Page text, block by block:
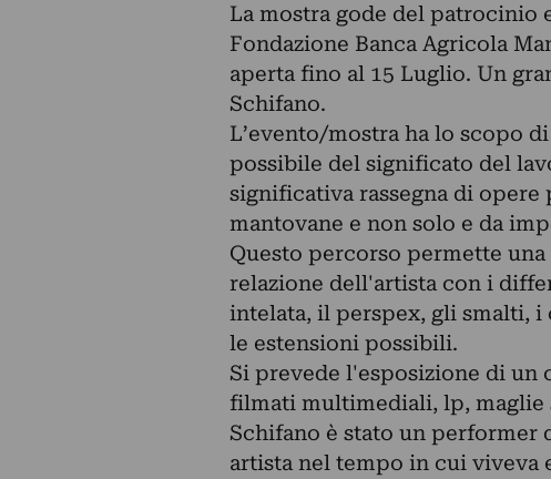
La mostra gode del patrocinio
Fondazione Banca Agricola
aperta fino al 15 Luglio. Un
Schifano.
L’evento/mostra ha lo scopo
possibile del significato del
significativa rassegna di
mantovane e non solo e da
Questo percorso permette
relazione dell'artista con i
intelata, il perspex, gli smalti,
le estensioni possibili.
Si prevede l'esposizione di un
filmati multimediali, lp, maglie
Schifano è stato un
artista nel tempo in cui viveva